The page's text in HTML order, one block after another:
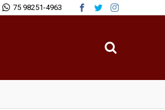
75 98251-4963